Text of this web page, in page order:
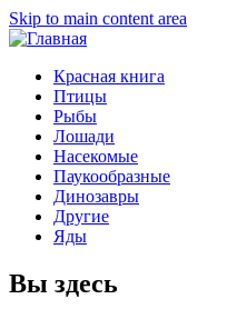
Skip to main content area
Красная книга
Птицы
Рыбы
Лошади
Насекомые
Паукообразные
Динозавры
Другие
Яды
Вы здесь